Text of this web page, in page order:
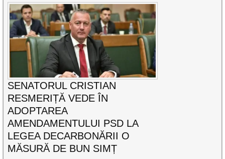
SENATORUL CRISTIAN
RESMERIȚĂ VEDE ÎN
ADOPTAREA
AMENDAMENTULUI PSD LA
LEGEA DECARBONĂRII O
MĂSURĂ DE BUN SIMȚ